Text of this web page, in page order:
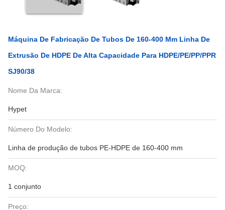
Máquina De Fabricação De Tubos De 160-400 Mm Linha De
Extrusão De HDPE De Alta Capacidade Para HDPE/PE/PP/PPR
SJ90/38
Nome Da Marca:
Hypet
Número Do Modelo:
Linha de produção de tubos PE-HDPE de 160-400 mm
MOQ:
1 conjunto
Preço: